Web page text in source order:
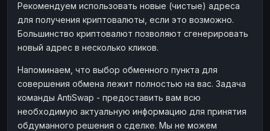
Рекомендуем использовать новые (чистые) адреса
для получения криптовалюты, если это возможно.
Большинство криптовалют позволяют сгенерировать
новый адрес в несколько кликов.
Напоминаем, что выбор обменного пункта для
совершения обмена лежит полностью на вас. Задача
команды AntiSwap - предоставить вам всю
необходимую актуальную информацию для принятия
обдуманного решения о сделке. Мы не можем